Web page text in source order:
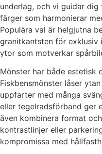
underlag, och vi guidar
färger som harmonierar
Populära val är helgjutna
granitkantsten för exklusiv
ytor som motverkar
Mönster har både estetisk
Fiskbensmönster låser
uppfarter med många
eller tegelradsförband ger
även kombinera format
kontrastlinjer eller
kompromissa med